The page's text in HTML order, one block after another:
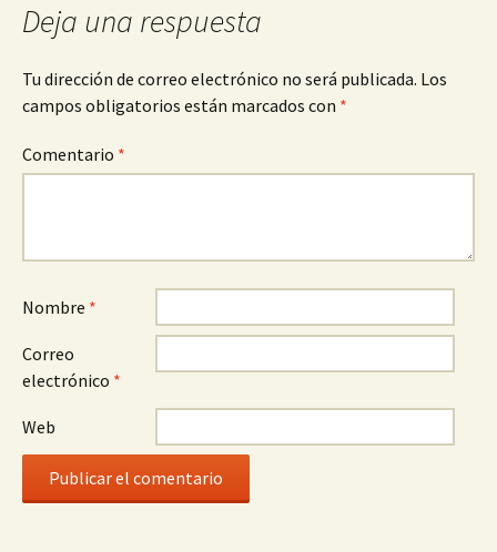
Deja una respuesta
Tu dirección de correo electrónico no será publicada. Los
campos obligatorios están marcados con *
Comentario *
Nombre *
Correo
electrónico *
Web